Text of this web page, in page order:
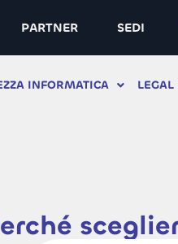
PARTNER SEDI
INFORMATICA LEGAL